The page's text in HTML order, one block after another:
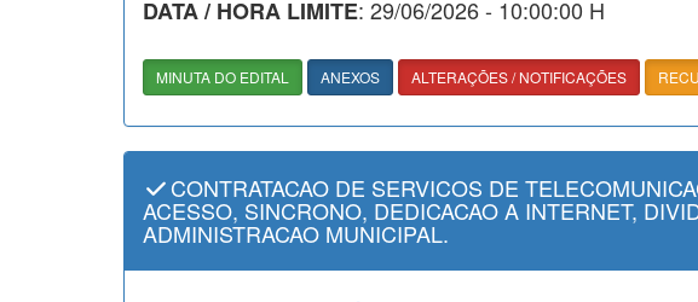
DATA / HORA LIMITE: 29/06/2026 - 10:00:00 H
MINUTA DO EDITAL ANEXOS ALTERAÇÕES / NOTIFICAÇÕES
CONTRATACAO DE SERVICOS DE
ACESSO, SINCRONO, DEDICACAO A INTERNET,
ADMINISTRACAO MUNICIPAL.